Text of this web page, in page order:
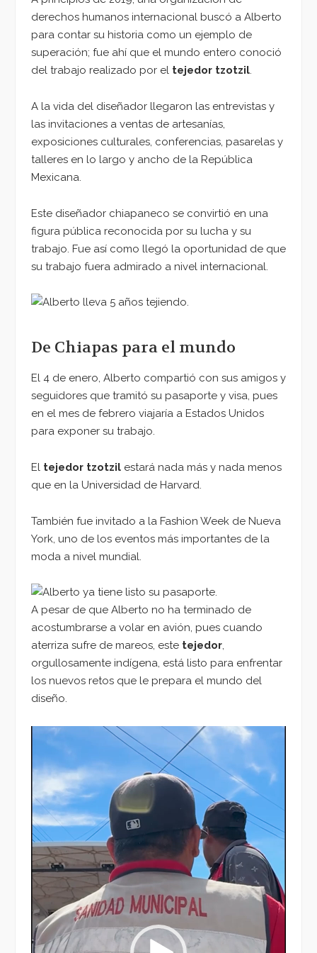
derechos humanos internacional buscó a Alberto
para contar su historia como un ejemplo de
superación; fue ahí que el mundo entero conoció
del trabajo realizado por el tejedor tzotzil.
A la vida del diseñador llegaron las entrevistas y
las invitaciones a ventas de artesanías,
exposiciones culturales, conferencias, pasarelas y
talleres en lo largo y ancho de la República
Mexicana.
Este diseñador chiapaneco se convirtió en una
figura pública reconocida por su lucha y su
trabajo. Fue así como llegó la oportunidad de que
su trabajo fuera admirado a nivel internacional.
De Chiapas para el mundo
El 4 de enero, Alberto compartió con sus amigos y
seguidores que tramitó su pasaporte y visa, pues
en el mes de febrero viajaría a Estados Unidos
para exponer su trabajo.
El tejedor tzotzil estará nada más y nada menos
que en la Universidad de Harvard.
También fue invitado a la Fashion Week de Nueva
York, uno de los eventos más importantes de la
moda a nivel mundial.
A pesar de que Alberto no ha terminado de
acostumbrarse a volar en avión, pues cuando
aterriza sufre de mareos, este tejedor,
orgullosamente indígena, está listo para enfrentar
los nuevos retos que le prepara el mundo del
diseño.
Reproductor
vídeo